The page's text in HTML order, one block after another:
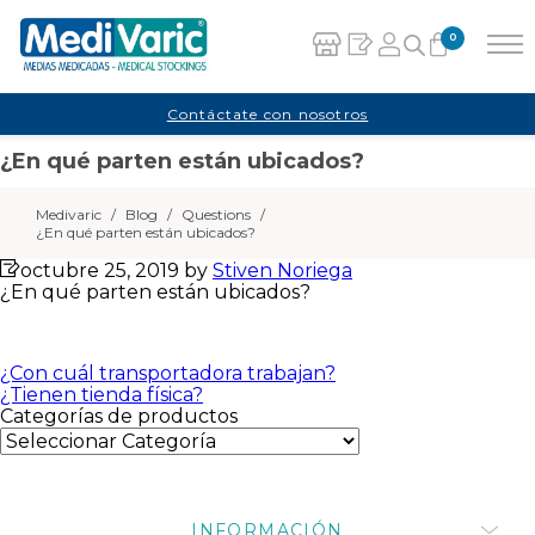
0
Carrito
No hay productos en el carrito.
Contáctate con nosotros
¿En qué parten están ubicados?
Medivaric / Blog / Questions /
¿En qué parten están ubicados?
octubre 25, 2019 by Stiven Noriega
¿En qué parten están ubicados?
Navegación
de
entradas
¿Con cuál transportadora trabajan?
¿Tienen tienda física?
Categorías de productos
INFORMACIÓN